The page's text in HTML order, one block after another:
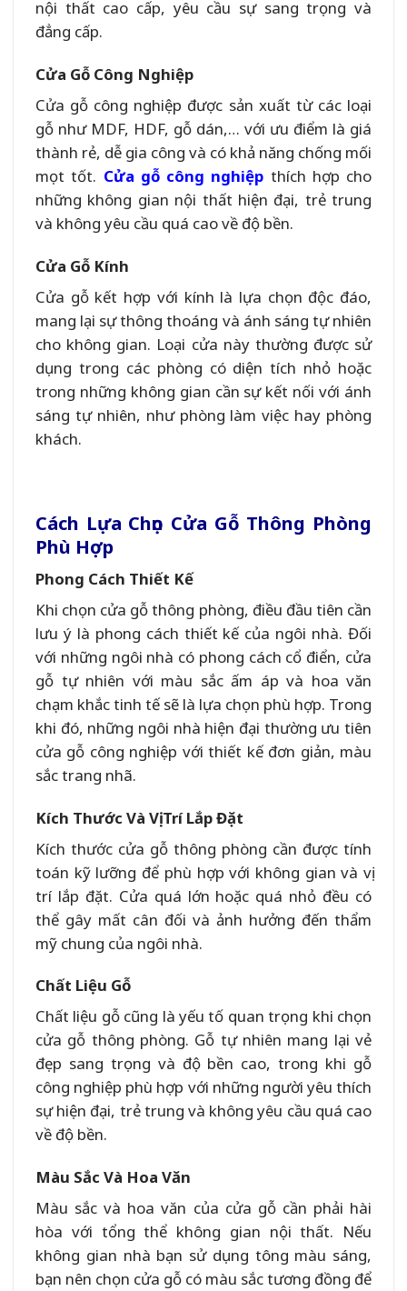
nội thất cao cấp, yêu cầu sự sang trọng và
đẳng cấp.
Cửa Gỗ Công Nghiệp
Cửa gỗ công nghiệp được sản xuất từ các loại
gỗ như MDF, HDF, gỗ dán,… với ưu điểm là giá
thành rẻ, dễ gia công và có khả năng chống mối
mọt tốt. Cửa gỗ công nghiệp thích hợp cho
những không gian nội thất hiện đại, trẻ trung
và không yêu cầu quá cao về độ bền.
Cửa Gỗ Kính
Cửa gỗ kết hợp với kính là lựa chọn độc đáo,
mang lại sự thông thoáng và ánh sáng tự nhiên
cho không gian. Loại cửa này thường được sử
dụng trong các phòng có diện tích nhỏ hoặc
trong những không gian cần sự kết nối với ánh
sáng tự nhiên, như phòng làm việc hay phòng
khách.
Cách Lựa Chọn Cửa Gỗ Thông Phòng
Phù Hợp
Phong Cách Thiết Kế
Khi chọn cửa gỗ thông phòng, điều đầu tiên cần
lưu ý là phong cách thiết kế của ngôi nhà. Đối
với những ngôi nhà có phong cách cổ điển, cửa
gỗ tự nhiên với màu sắc ấm áp và hoa văn
chạm khắc tinh tế sẽ là lựa chọn phù hợp. Trong
khi đó, những ngôi nhà hiện đại thường ưu tiên
cửa gỗ công nghiệp với thiết kế đơn giản, màu
sắc trang nhã.
Kích Thước Và Vị Trí Lắp Đặt
Kích thước cửa gỗ thông phòng cần được tính
toán kỹ lưỡng để phù hợp với không gian và vị
trí lắp đặt. Cửa quá lớn hoặc quá nhỏ đều có
thể gây mất cân đối và ảnh hưởng đến thẩm
mỹ chung của ngôi nhà.
Chất Liệu Gỗ
Chất liệu gỗ cũng là yếu tố quan trọng khi chọn
cửa gỗ thông phòng. Gỗ tự nhiên mang lại vẻ
đẹp sang trọng và độ bền cao, trong khi gỗ
công nghiệp phù hợp với những người yêu thích
sự hiện đại, trẻ trung và không yêu cầu quá cao
về độ bền.
Màu Sắc Và Hoa Văn
Màu sắc và hoa văn của cửa gỗ cần phải hài
hòa với tổng thể không gian nội thất. Nếu
không gian nhà bạn sử dụng tông màu sáng,
bạn nên chọn cửa gỗ có màu sắc tương đồng để